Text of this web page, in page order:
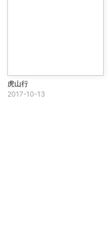
虎山行
2017-10-13